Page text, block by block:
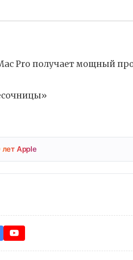
Pro получает мощный
Apple